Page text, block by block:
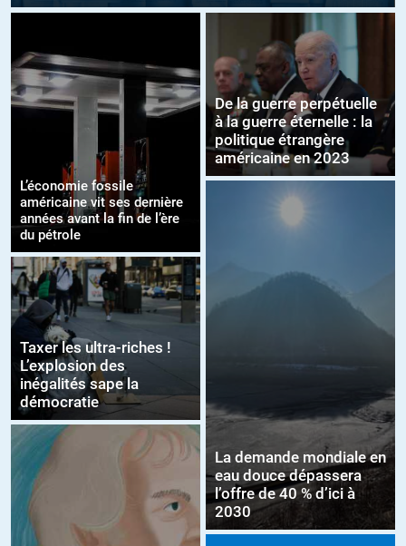
L’économie fossile
américaine vit ses dernière
années avant la fin de l’ère
du pétrole
Taxer les ultra-riches !
L’explosion des
inégalités sape la
démocratie
De la guerre perpétuelle
à la guerre éternelle : la
politique étrangère
américaine en 2023
La demande mondiale en
eau douce dépassera
l’offre de 40 % d’ici à
2030